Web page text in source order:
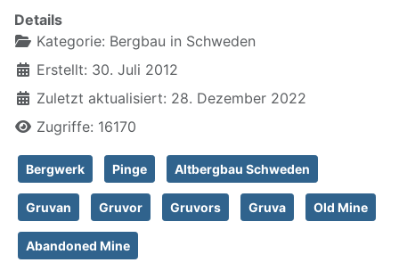
Details
Kategorie: Bergbau in Schweden
Erstellt: 30. Juli 2012
Zuletzt aktualisiert: 28. Dezember 2022
Zugriffe: 16170
Bergwerk Pinge Altbergbau Schweden
Gruvan Gruvor Gruvors Gruva Old Mine
Abandoned Mine